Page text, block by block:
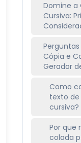
Domine a
Cursiva:
Cópia e
Gerador
Como
texto
cursiva?
Por que
colada